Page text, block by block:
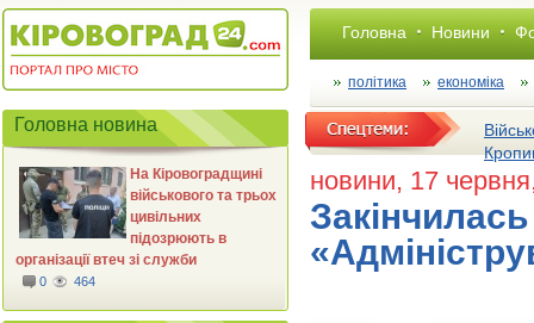
Головна Новини
політика економіка
новини, 17
Головна новина
На Кіровоградщині
військового та трьох
цивільних
підозрюють в
організації втеч зі служби
0 464